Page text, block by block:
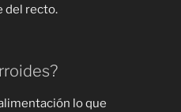
del recto.
lo que